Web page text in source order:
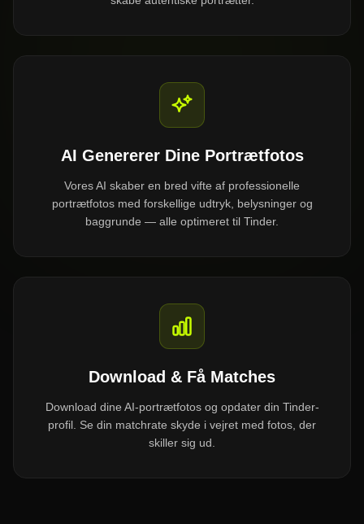
AI Genererer Dine Portrætfotos
Vores AI skaber en bred vifte af professionelle
portrætfotos med forskellige udtryk, belysninger og
baggrunde — alle optimeret til Tinder.
Download & Få Matches
Download dine AI-portrætfotos og opdater din Tinder-
profil. Se din matchrate skyde i vejret med fotos, der
skiller sig ud.